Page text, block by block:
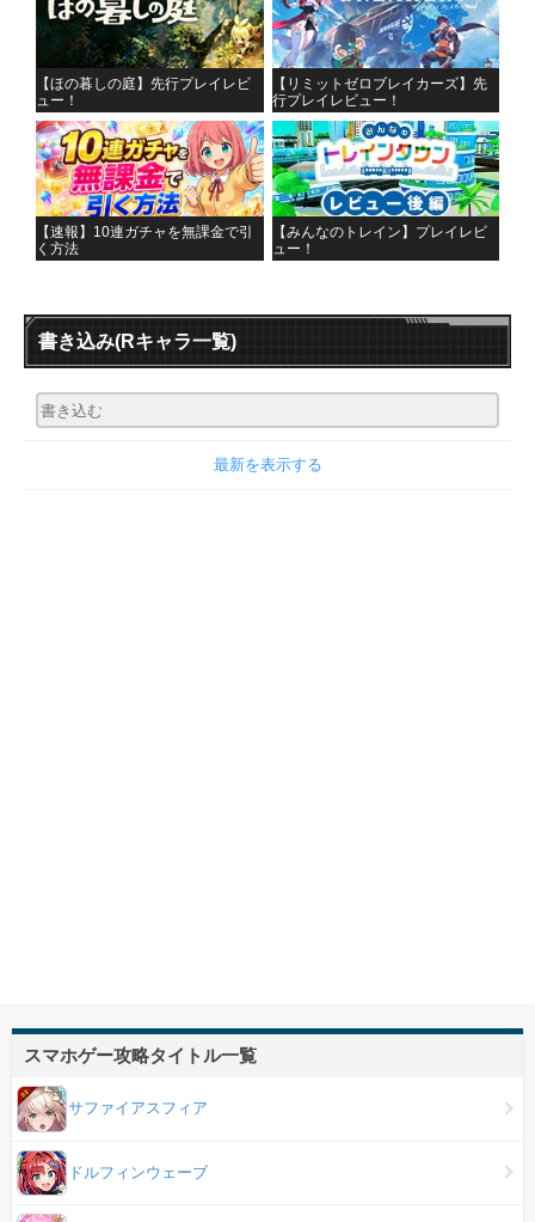
【ほの暮しの庭】先行プレイレビ
ュー！
【リミットゼロブレイカーズ】先
行プレイレビュー！
【速報】10連ガチャを無課金で引
く方法
【みんなのトレイン】プレイレビ
ュー！
書き込み(Rキャラ一覧)
最新を表示する
スマホゲー攻略タイトル一覧
サファイアスフィア
ドルフィンウェーブ